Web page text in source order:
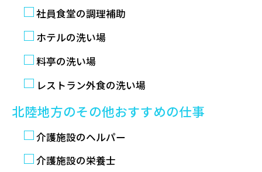
社員食堂の調理補助
ホテルの洗い場
料亭の洗い場
レストラン外食の洗い場
北陸地方のその他おすすめの仕事
介護施設のヘルパー
介護施設の栄養士